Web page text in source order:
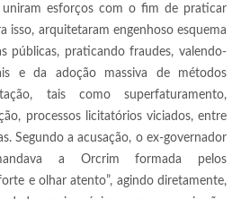
esforços com o fim de praticar
isso, arquitetaram engenhoso esquema
públicas, praticando fraudes, valendo-
e da adoção massiva de métodos
tais como superfaturamento,
processos licitatórios viciados, entre
Segundo a acusação, o ex-governador
a Orcrim formada pelos
e olhar atento”, agindo diretamente,